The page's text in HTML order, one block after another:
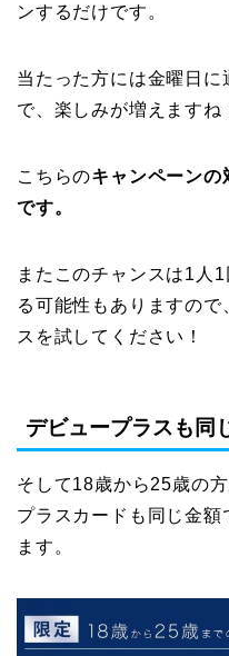
ンするだけです。
当たった方には金曜日
で、楽しみが増えますね
こちらのキャンペーンの
です。
またこのチャンスは1人
る可能性もありますの
スを試してください！
デビュープラスも同
そして18歳から25歳の
プラスカードも同じ金額
ます。